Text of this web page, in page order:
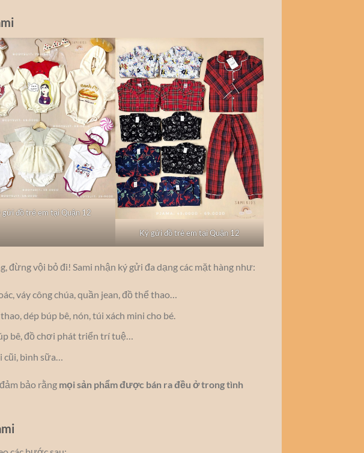
gửi đồ trẻ em tại Quận 12
Ký gửi đồ trẻ em tại Quận 12
đừng vội bỏ đi! Sami nhận ký gửi đa dạng các mặt hàng như:
váy công chúa, quần jean, đồ thể thao…
dép búp bê, nón, túi xách mini cho bé.
bê, đồ chơi phát triển trí tuệ…
cũi, bình sữa…
bảo rằng mọi sản phẩm được bán ra đều ở trong tình